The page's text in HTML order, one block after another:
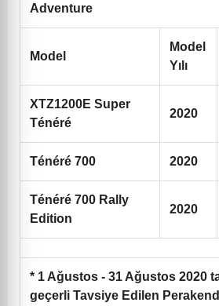
Adventure
Model
Model
Yılı
XTZ1200E Super
Ténéré
2020
Ténéré 700 2020
Ténéré 700 Rally
Edition
2020
* 1 Ağustos - 31 Ağustos 2020
geçerli Tavsiye Edilen